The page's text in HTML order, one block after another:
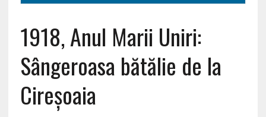
1918, Anul Marii Uniri:
Sângeroasa bătălie de la
Cireșoaia